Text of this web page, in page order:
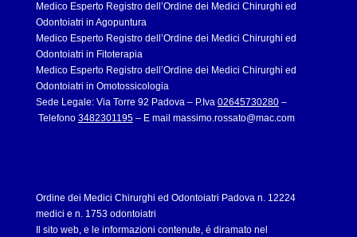
Medico Esperto Registro dell’Ordine dei Medici Chirurghi ed
Odontoiatri in Agopuntura
Medico Esperto Registro dell’Ordine dei Medici Chirurghi ed
Odontoiatri in Fitoterapia
Medico Esperto Registro dell’Ordine dei Medici Chirurghi ed
Odontoiatri in Omotossicologia
Sede Legale: Via Torre 92 Padova – P.Iva 02645730280–
Telefono 3482301195– E mail massimo.rossato@mac.com
Ordine dei Medici Chirurghi ed Odontoiatri Padova n. 12224
medici e n. 1753 odontoiatri
Il sito web, e le informazioni contenute, é diramato nel